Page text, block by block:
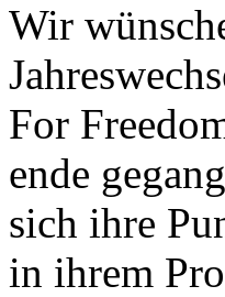
Wir
For
ende
sich ihre
in ihrem